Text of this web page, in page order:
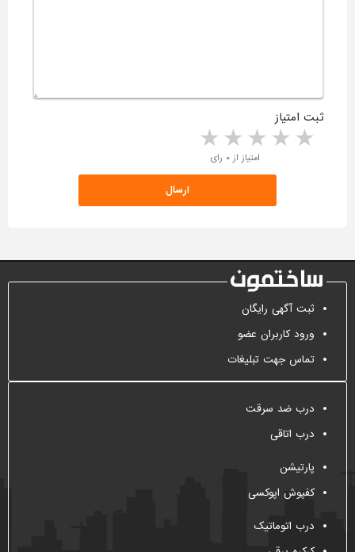
ثبت امتیاز
4 stars 3 stars 2 stars 1 star امتیاز از ۰ رای
ثبت آگهی رایگان
ورود کاربران عضو
تماس جهت تبلیغات
درب ضد سرقت
درب اتاقی
پارتیشن
کفپوش اپوکسی
درب اتوماتیک